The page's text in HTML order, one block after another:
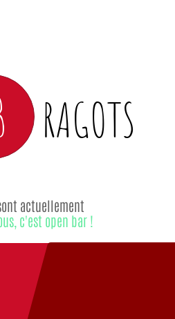
RAGOTS
actuellement
c'est open bar !